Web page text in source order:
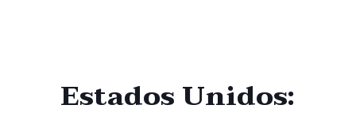
Estados Unidos: